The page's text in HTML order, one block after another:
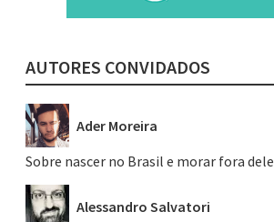
AUTORES CONVIDADOS
Ader Moreira
Sobre nascer no Brasil e morar fora dele
Alessandro Salvatori